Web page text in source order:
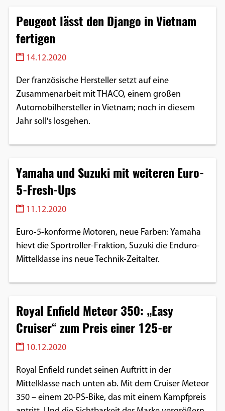
Peugeot lässt den Django in Vietnam
fertigen
14.12.2020
Der französische Hersteller setzt auf eine
Zusammenarbeit mit THACO, einem großen
Automobilhersteller in Vietnam; noch in diesem
Jahr soll's losgehen.
Yamaha und Suzuki mit weiteren Euro-
5-Fresh-Ups
11.12.2020
Euro-5-konforme Motoren, neue Farben: Yamaha
hievt die Sportroller-Fraktion, Suzuki die Enduro-
Mittelklasse ins neue Technik-Zeitalter.
Royal Enfield Meteor 350: „Easy
Cruiser“ zum Preis einer 125-er
10.12.2020
Royal Enfield rundet seinen Auftritt in der
Mittelklasse nach unten ab. Mit dem Cruiser Meteor
350 – einem 20-PS-Bike, das mit einem Kampfpreis